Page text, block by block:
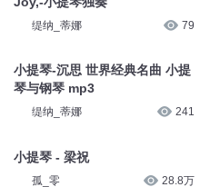
缇纳_蒂娜 79
小提琴-沉思 世界经典名曲 小提
琴与钢琴 mp3
缇纳_蒂娜 241
小提琴 - 梁祝
孤_零 28.8万